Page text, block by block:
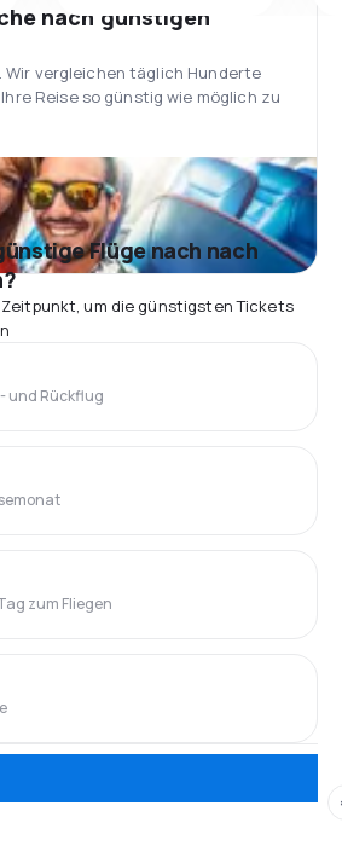
nach günstigen
Wir vergleichen täglich Hunderte
Reise so günstig wie möglich zu
Flüge nach nach
Zeitpunkt, um die günstigsten Tickets
und Rückflug
zum Fliegen